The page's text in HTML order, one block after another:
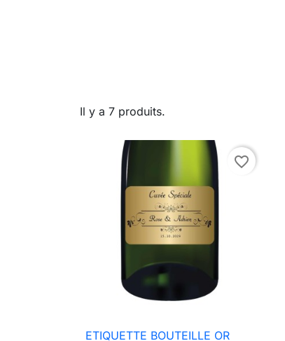
Il y a 7 produits.
favorite_border
ETIQUETTE BOUTEILLE OR